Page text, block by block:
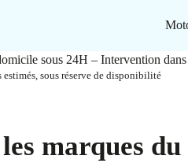
sous 24H – Intervention
estimés, sous réserve de disponibilité
marques